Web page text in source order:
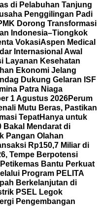
di Pelabuhan Tanjung
Penggilingan Padi
Dorong Transformasi
Indonesia–Tiongkok
VokasiAspen Medical
Internasional Awal
Layanan Kesehatan
Ekonomi Jelang
Dukung Gelaran ISF
Patra Niaga
1 Agustus 2026Perum
Mutu Beras, Pastikan
TepatHanya untuk
Bakal Mendarat di
Pangan Olahan
Rp150,7 Miliar di
Tempe Berpotensi
Petikemas Bantu Perkuat
Program PELITA
Berkelanjutan di
PSEL Legok
Pengembangan